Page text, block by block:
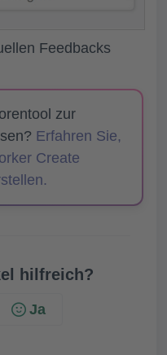
Feedbacks
zur
Erfahren Sie,
Create
hilfreich?
Ja